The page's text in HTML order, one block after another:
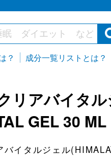
？ 成分一覧リストとは？
リアバイタ
GEL 30 ML
バイタルジェル